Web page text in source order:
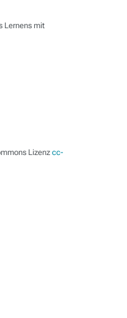
Lernens mit
Lizenzcc-